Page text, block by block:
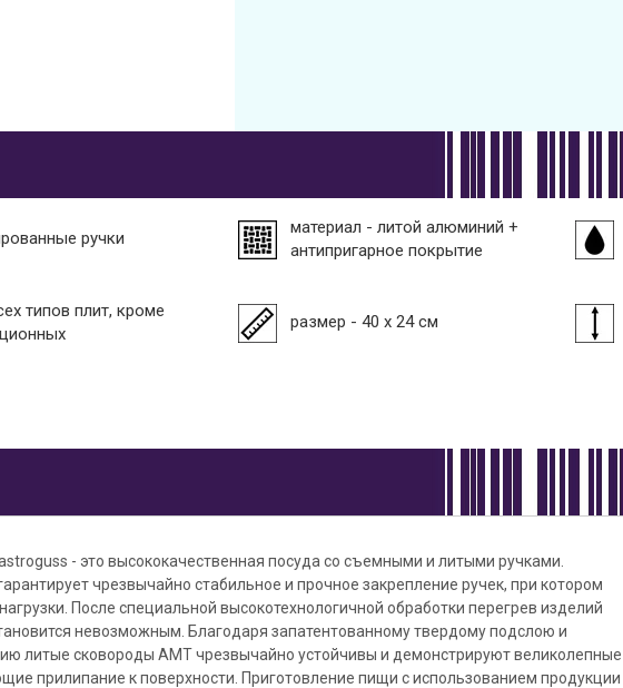
ручки
материал - литой алюминий +
антипригарное покрытие
типов плит, кроме
размер - 40 х 24 см
- это высококачественная посуда со съемными и литыми ручками.
чрезвычайно стабильное и прочное закрепление ручек, при котором
После специальной высокотехнологичной обработки перегрев изделий
невозможным. Благодаря запатентованному твердому подслою и
литые сковороды AMT чрезвычайно устойчивы и демонстрируют великолепные
прилипание к поверхности. Приготовление пищи с использованием продукции